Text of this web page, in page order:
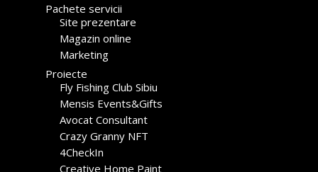
Pachete servicii
Site prezentare
Magazin online
Marketing
Proiecte
Fly Fishing Club Sibiu
Mensis Events&Gifts
Avocat Consultant
Crazy Granny NFT
4CheckIn
Creative Home Paint